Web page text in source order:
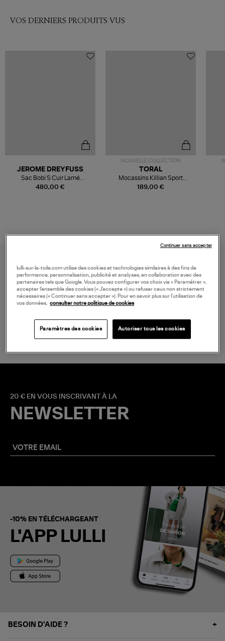
VOS DERNIERS PRODUITS VUS
480,00 €
JEROME DREYFUSS
Sac Bobi S Cuir Lamé
Champagne
NOUVELLE COLLECTION
189,00 €
TORAL
Mocassins Killian Sport
Mousse
à partir de 150 € d'achat*
20 € EN VOUS INSCRIVANT À LA
NEWSLETTER
-10% EN TÉLÉCHARGEANT
L'APP LULLI
BESOIN D'AIDE ?
lulli-sur-la-toile.com utilise des cookies et technologies similaires à des fins de
performance, personnalisation, publicité et analyses, en collaboration avec des
partenaires tels que Google. Vous pouvez configurer vos choix via « Paramétrer »,
accepter l’ensemble des cookies (« J’accepte ») ou refuser ceux non strictement
nécessaires (« Continuer sans accepter »). Pour en savoir plus sur l’utilisation de
vos données, consulter notre politique de cookies
Paramètres des cookies Autoriser tous les cookies
Continuer sans accepter